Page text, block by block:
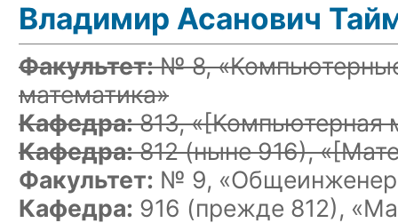
Владимир Асанович
Факультет:№ 8,
математика»
Кафедра:813, «[Компьютерная
Кафедра:812(ныне 916), «
Факультет: № 9,
Кафедра: 916 (прежде 812),